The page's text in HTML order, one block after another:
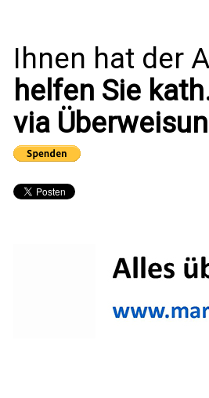
Ihnen hat der
helfen Sie
via